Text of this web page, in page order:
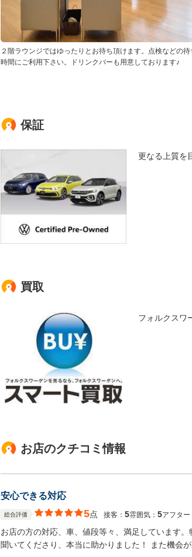
２階ラウンジではゆったりとお待ち頂けます。点検などの待
時間にご利用下さい。ドリンクバーも用意しております♪
保証
更なる上質を
買取
フォルクスワ
お店のクチコミ情報
安心できる対応
総合評価 5点 接客： 5雰囲気： 5アフター
お店の方の対応、車、値段等々、満足しています
聞いてくださり、本当に助かりました！ また機会